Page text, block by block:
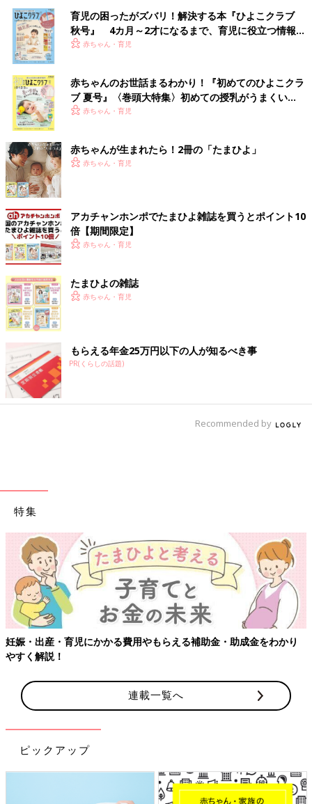
育児の困ったがズバリ！解決する本『ひよこクラブ
秋号』 4カ月～2才になるまで、育児に役立つ情報が
いっぱい！
赤ちゃん・育児
赤ちゃんのお世話まるわかり！『初めてのひよこクラ
ブ 夏号』〈巻頭大特集〉初めての授乳がうまくい
く！ おっぱい・ミルクの基本と夏のトラブル 解決テ
赤ちゃん・育児
赤ちゃんが生まれたら！2冊の「たまひよ」
赤ちゃん・育児
アカチャンホンポでたまひよ雑誌を買うとポイント10
倍【期間限定】
赤ちゃん・育児
たまひよの雑誌
赤ちゃん・育児
もらえる年金25万円以下の人が知るべき事
PR(くらしの話題)
Recommended by
特集
妊娠・出産・育児にかかる費用やもらえる補助金・助成金をわかり
やすく解説！
連載一覧へ
ピックアップ